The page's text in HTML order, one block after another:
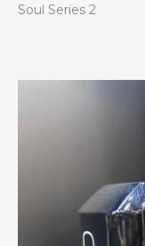
Soul Series 2